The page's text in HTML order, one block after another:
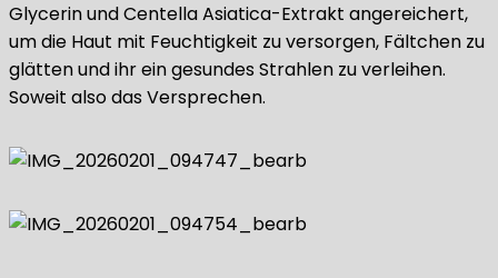
Glycerin und Centella Asiatica-Extrakt angereichert,
um die Haut mit Feuchtigkeit zu versorgen, Fältchen zu
glätten und ihr ein gesundes Strahlen zu verleihen.
Soweit also das Versprechen.